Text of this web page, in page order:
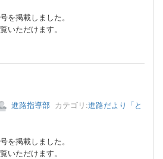
を掲載しました。
いただけます。
進路指導部 カテゴリ:進路だより「と
を掲載しました。
いただけます。